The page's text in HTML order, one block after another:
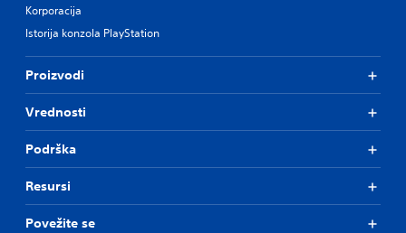
Korporacija
Istorija konzola PlayStation
Proizvodi
Vrednosti
Podrška
Resursi
Povežite se